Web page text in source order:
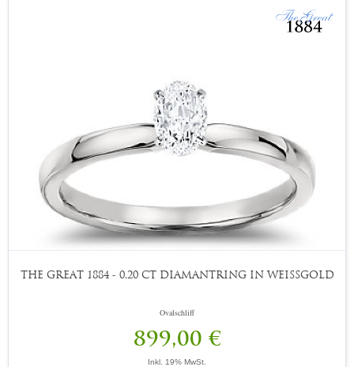
THE GREAT 1884 - 0,20 CT DIAMANTRING IN WEISSGOLD
Ovalschliff
899,00 €
Inkl. 19% MwSt.